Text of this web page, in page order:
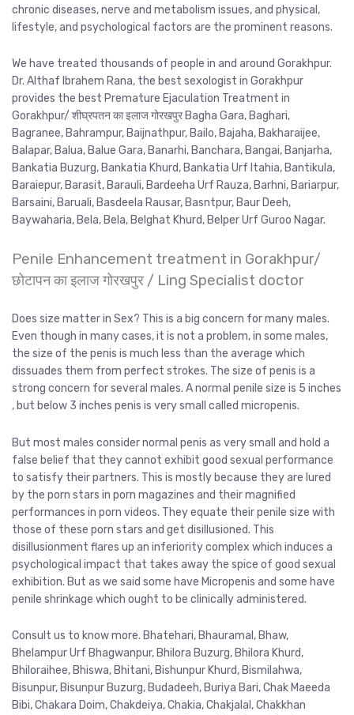
chronic diseases, nerve and metabolism issues, and physical,
lifestyle, and psychological factors are the prominent reasons.
We have treated thousands of people in and around Gorakhpur.
Dr. Althaf Ibrahem Rana, the best sexologist in Gorakhpur
provides the best Premature Ejaculation Treatment in
Gorakhpur/ शीघ्रपतन का इलाज गोरखपुर Bagha Gara, Baghari,
Bagranee, Bahrampur, Baijnathpur, Bailo, Bajaha, Bakharaijee,
Balapar, Balua, Balue Gara, Banarhi, Banchara, Bangai, Banjarha,
Bankatia Buzurg, Bankatia Khurd, Bankatia Urf Itahia, Bantikula,
Baraiepur, Barasit, Barauli, Bardeeha Urf Rauza, Barhni, Bariarpur,
Barsaini, Baruali, Basdeela Rausar, Basntpur, Baur Deeh,
Baywaharia, Bela, Bela, Belghat Khurd, Belper Urf Guroo Nagar.
Penile Enhancement treatment in Gorakhpur/
छोटापन का इलाज गोरखपुर / Ling Specialist doctor
Does size matter in Sex? This is a big concern for many males.
Even though in many cases, it is not a problem, in some males,
the size of the penis is much less than the average which
dissuades them from perfect strokes. The size of penis is a
strong concern for several males. A normal penile size is 5 inches
, but below 3 inches penis is very small called micropenis.
But most males consider normal penis as very small and hold a
false belief that they cannot exhibit good sexual performance
to satisfy their partners. This is mostly because they are lured
by the porn stars in porn magazines and their magnified
performances in porn videos. They equate their penile size with
those of these porn stars and get disillusioned. This
disillusionment flares up an inferiority complex which induces a
psychological impact that takes away the spice of good sexual
exhibition. But as we said some have Micropenis and some have
penile shrinkage which ought to be clinically administered.
Consult us to know more. Bhatehari, Bhauramal, Bhaw,
Bhelampur Urf Bhagwanpur, Bhilora Buzurg, Bhilora Khurd,
Bhiloraihee, Bhiswa, Bhitani, Bishunpur Khurd, Bismilahwa,
Bisunpur, Bisunpur Buzurg, Budadeeh, Buriya Bari, Chak Maeeda
Bibi, Chakara Doim, Chakdeiya, Chakia, Chakjalal, Chakkhan